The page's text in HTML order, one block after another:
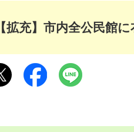
【拡充】市内全公民館